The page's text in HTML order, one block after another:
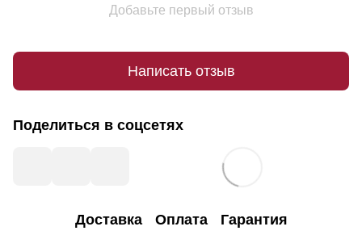
Добавьте первый отзыв
Написать отзыв
Поделиться в соцсетях
Доставка Оплата Гарантия